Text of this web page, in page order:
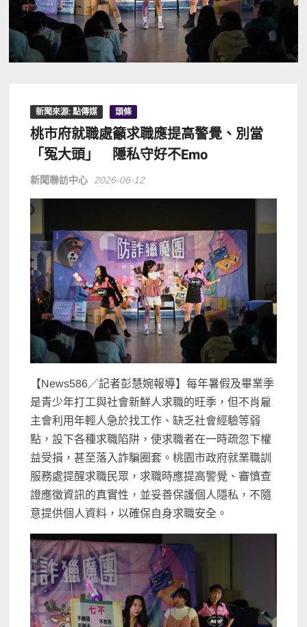
新聞來源: 點傳媒 頭條
桃市府就職處籲求職應提高警覺、別當
「冤大頭」 隱私守好不Emo
新聞聯訪中心 2026-06-12
【News586／記者彭慧婉報導】每年暑假及畢業季
是青少年打工與社會新鮮人求職的旺季，但不肖雇
主會利用年輕人急於找工作、缺乏社會經驗等弱
點，設下各種求職陷阱，使求職者在一時疏忽下權
益受損，甚至落入詐騙圈套。桃園市政府就業職訓
服務處提醒求職民眾，求職時應提高警覺、審慎查
證應徵資訊的真實性，並妥善保護個人隱私，不隨
意提供個人資料，以確保自身求職安全。